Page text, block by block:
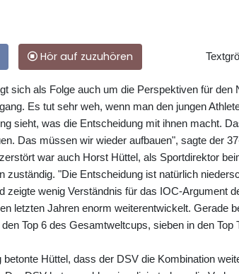
Hör auf zuzuhören
sich als Folge auch um die Perspektiven für den
Es tut sehr weh, wenn man den jungen
sieht, was die Entscheidung mit ihnen macht.
Das müssen wir wieder aufbauen", sagte der
war auch Horst Hüttel, als Sportdirektor
zuständig. "Die Entscheidung ist natürlich
zeigte wenig Verständnis für das IOC-Argument
letzten Jahren enorm weiterentwickelt. Gerade
Top 6 des Gesamtweltcups, sieben in den
betonte Hüttel, dass der DSV die Kombination